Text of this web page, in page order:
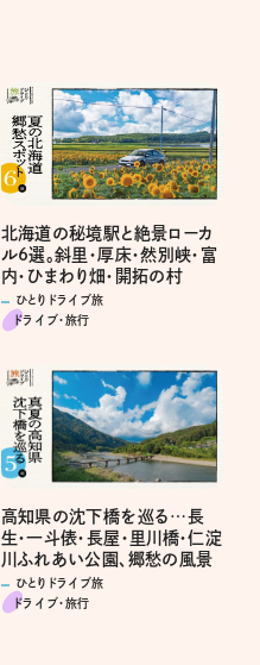
北海道の秘境駅と絶景ローカ
ル6選。斜里・厚床・然別峡・富
内・ひまわり畑・開拓の村
ひとりドライブ旅
ドライブ･旅行
高知県の沈下橋を巡る…長
生・一斗俵・長屋・里川橋・仁淀
川ふれあい公園、郷愁の風景
ひとりドライブ旅
ドライブ･旅行